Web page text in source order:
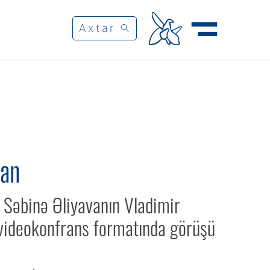
Əliyavanın Vladimir
formatında görüşü